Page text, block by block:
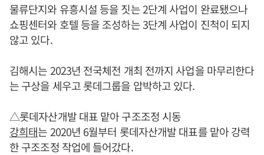
물류단지와 유흥시설 등을 짓는 2단계 사업이 완료됐으나
쇼핑센터와 호텔 등을 조성하는 3단계 사업이 진척이 되지
않고 있다.
김해시는 2023년 전국체전 개최 전까지 사업을 마무리한다
는 구상을 세우고 롯데그룹을 압박하고 있다.
△롯데자산개발 대표 맡아 구조조정 시동
강희태는 2020년 6월부터 롯데자산개발 대표를 맡아 강력
한 구조조정 작업에 들어갔다.